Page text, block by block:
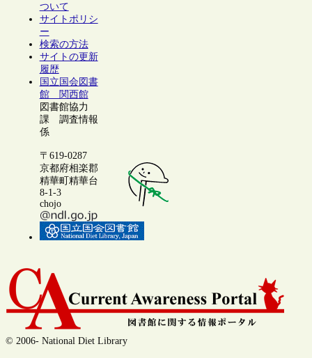
ついて
サイトポリシ
ー
検索の方法
サイトの更新
履歴
国立国会図書
館 関西館
図書館協力
課 調査情報
係
〒619-0287
京都府相楽郡
精華町精華台
8-1-3
chojo
© 2006- National Diet Library